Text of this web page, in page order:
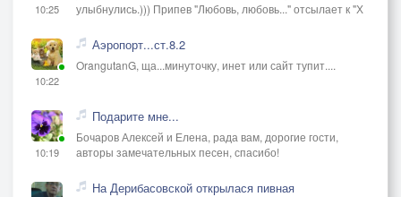
10:25
улыбнулись.))) Припев "Любовь, любовь..." отсылает к "Х
10:22
Аэропорт...ст.8.2
OrangutanG, ща...минуточку, инет или сайт тупит....
10:19
Подарите мне...
Бочаров Алексей и Елена, рада вам, дорогие гости,
авторы замечательных песен, спасибо!
На Дерибасовской открылася пивная